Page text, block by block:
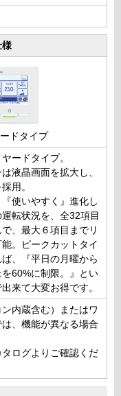
様
ドタイプ
ードタイプ。
液晶画面を拡大し、
用。
使いやすく』進化し
転状況を、全32項目
、最大６項目までリ
。ピークカットタイ
、『平日の月曜から
60%に制限。』とい
来て大変お得です。
内蔵含む）またはワ
、機能が異なる場合
ログよりご確認くだ